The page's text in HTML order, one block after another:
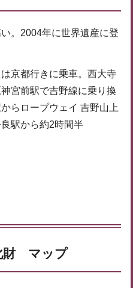
。2004年に世界遺産に登
京都行きに乗車。西大寺
宮前駅で吉野線に乗り換
らロープウェイ 吉野山上
駅から約2時間半
財 マップ